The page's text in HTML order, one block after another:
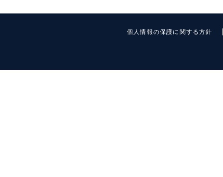
個人情報の保護に関する方針